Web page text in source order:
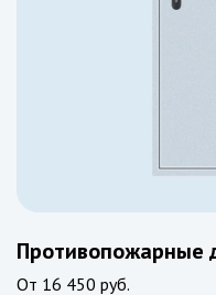
Противопожарные
От 16 450 руб.